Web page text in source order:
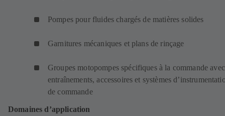
Pompes pour fluides chargés de matières solides
Garnitures mécaniques et plans de rinçage
Groupes motopompes spécifiques à la commande avec
entraînements, accessoires et systèmes
de commande
Domaines d’application